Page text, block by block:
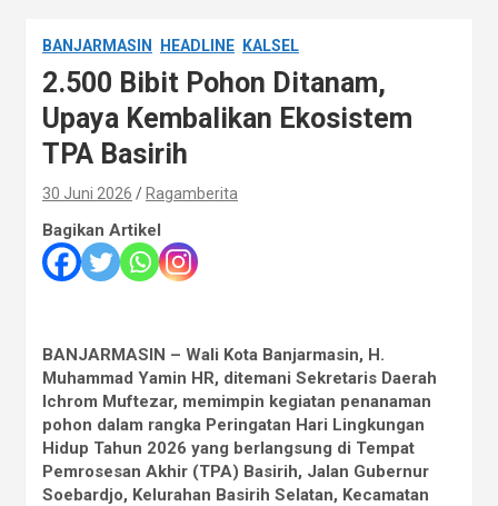
BANJARMASIN HEADLINE KALSEL
2.500 Bibit Pohon Ditanam,
Upaya Kembalikan Ekosistem
TPA Basirih
30 Juni 2026 Ragamberita
Bagikan Artikel
BANJARMASIN – Wali Kota Banjarmasin, H.
Muhammad Yamin HR, ditemani Sekretaris Daerah
Ichrom Muftezar, memimpin kegiatan penanaman
pohon dalam rangka Peringatan Hari Lingkungan
Hidup Tahun 2026 yang berlangsung di Tempat
Pemrosesan Akhir (TPA) Basirih, Jalan Gubernur
Soebardjo, Kelurahan Basirih Selatan, Kecamatan